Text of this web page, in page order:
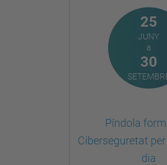
25
JUNY
a
30
Píndola
Ciberseguretat
dia